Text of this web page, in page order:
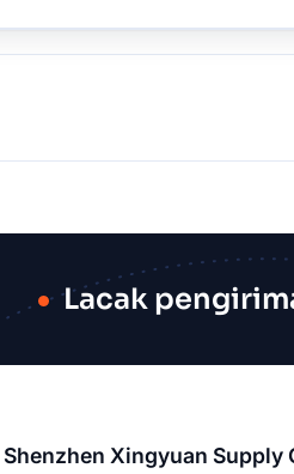
Lacak
Shenzhen Xingyuan Supply